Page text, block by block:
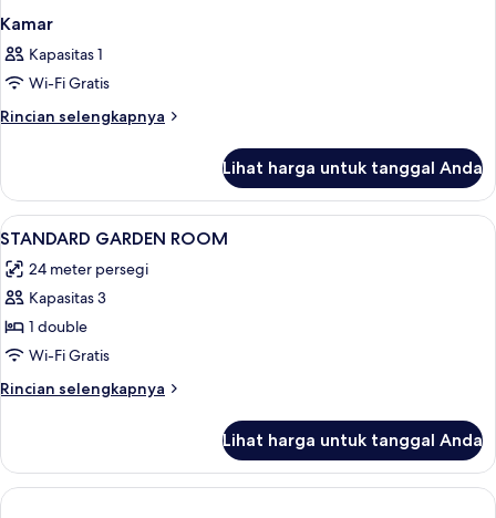
Kamar
Kapasitas 1
Wi-Fi Gratis
Rincian selengkapnya
Rincian
Kamar
Lihat harga untuk tanggal Anda
Lihat
semua
foto
untuk
STANDARD
GARDEN
ROOM
Minibar, brankas, meja kerja, dan
6
STANDARD GARDEN ROOM
24 meter persegi
Kapasitas 3
1 double
Wi-Fi Gratis
Rincian selengkapnya
Rincian
STANDARD
GARDEN
ROOM
Lihat harga untuk tanggal Anda